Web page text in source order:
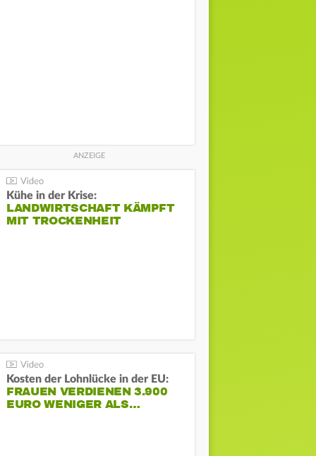
Kühe in der Krise:
LANDWIRTSCHAFT KÄMPFT
MIT TROCKENHEIT
Kosten der Lohnlücke in der EU:
FRAUEN VERDIENEN 3.900
EURO WENIGER ALS…